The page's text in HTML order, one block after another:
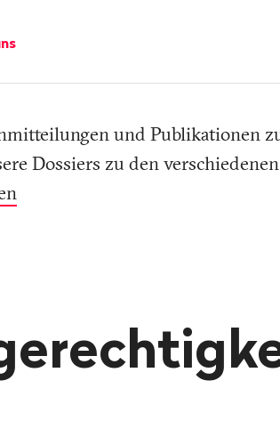
und Publikationen
Dossiers zu den